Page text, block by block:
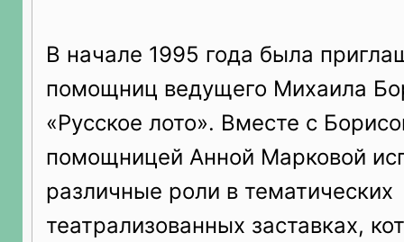
В начале 1995 года была
помощниц ведущего Михаила
«Русское лото». Вместе с
помощницей Анной Марковой
различные роли в тематических
театрализованных заставках,